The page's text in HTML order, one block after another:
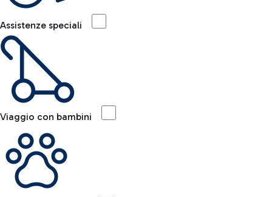
Assistenze speciali
Viaggio con bambini